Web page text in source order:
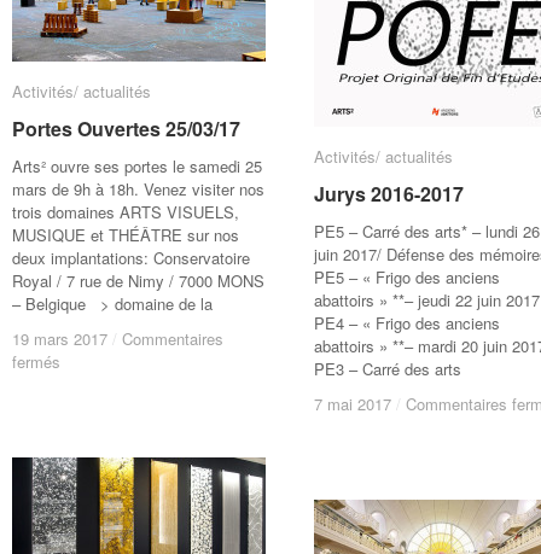
Activités/ actualités
Jurys 2016-2017
PE5 – Carré des arts* – lundi 26
juin 2017/ Défense des
PE5 – « Frigo des anciens
abattoirs » **– jeudi 22 juin 2017
PE4 – « Frigo des anciens
abattoirs » **– mardi 20 juin
PE3 – Carré des arts
7 mai 2017 / Commentaires
Activités/ actualités
Jurys 2016-2017
7 mai 2017 / Commentaires
Activités/ actualités
Portes Ouvertes 25/03/17
Arts² ouvre ses portes le samedi 25
mars de 9h à 18h. Venez visiter nos
trois domaines ARTS VISUELS,
MUSIQUE et THÉÂTRE sur nos
deux implantations: Conservatoire
Royal / 7 rue de Nimy / 7000 MONS
– Belgique > domaine de la
19 mars 2017 / Commentaires
fermés
Activités/ actualités
Portes Ouvertes 25/03/17
19 mars 2017 / Commentaires
fermés